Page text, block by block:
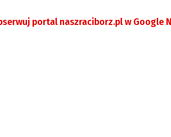
portal naszraciborz.pl w Google